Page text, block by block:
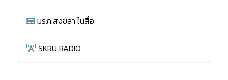
มรภ.สงขลา ในสื่อ
SKRU RADIO